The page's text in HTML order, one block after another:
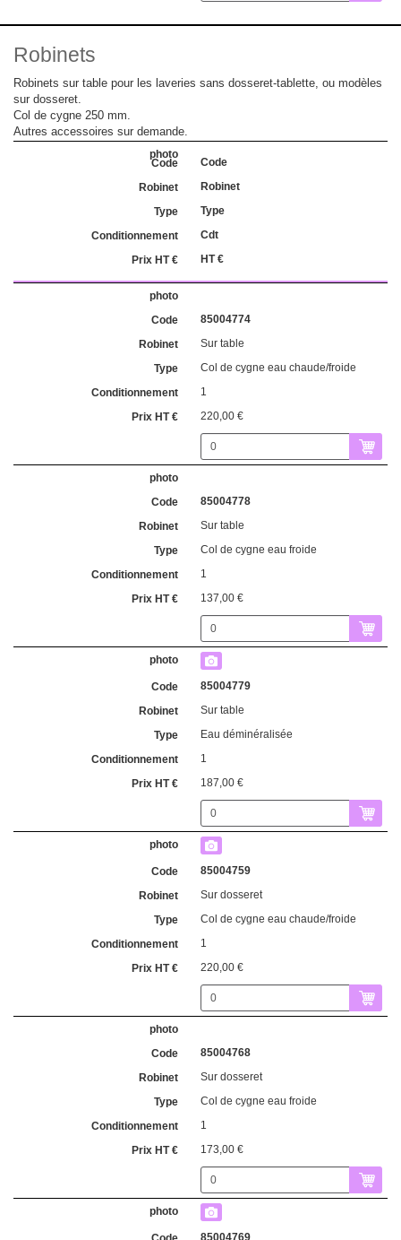
Robinets
Robinets sur table pour les laveries sans dosseret-tablette, ou modèles
sur dosseret.
Col de cygne 250 mm.
Autres accessoires sur demande.
Code
Robinet
Type
Cdt
HT €
85004774
Sur table
Col de cygne eau chaude/froide
1
220,00 €
85004778
Sur table
Col de cygne eau froide
1
137,00 €
85004779
Sur table
Eau déminéralisée
1
187,00 €
85004759
Sur dosseret
Col de cygne eau chaude/froide
1
220,00 €
85004768
Sur dosseret
Col de cygne eau froide
1
173,00 €